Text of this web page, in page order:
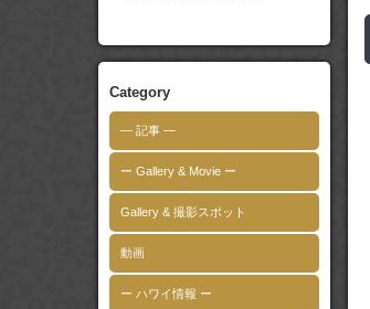
Category
― 記事 ―
ー Gallery & Movie ー
Gallery & 撮影スポット
動画
ー ハワイ情報 ー